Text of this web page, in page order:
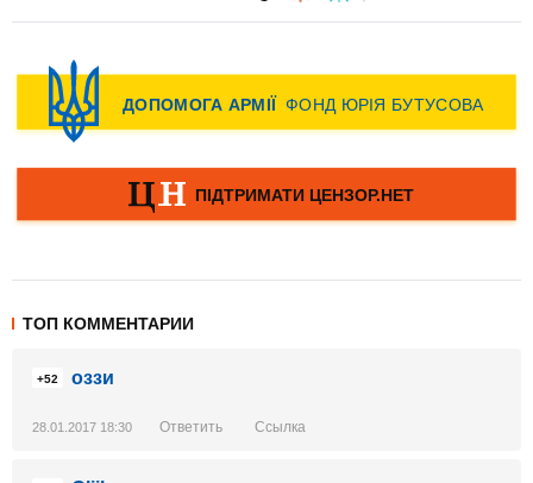
ТОП КОММЕНТАРИИ
+52 оззи
28.01.2017 18:30 Ответить Ссылка